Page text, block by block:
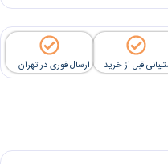
قبل از خرید ارسال فوری در تهران